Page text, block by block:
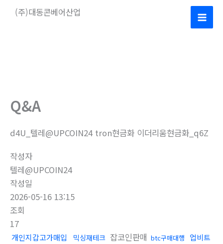
(주)대동콘베어산업
Main
Q&A
d4U_텔레@UPCOIN24 tron현금화 이더리움현금화_q6Z
작성자
텔레@UPCOIN24
작성일
2026-05-16 13:15
조회
17
개인지갑고가매입 믹싱재테크 잡코인판매 btc구매대행
업비트